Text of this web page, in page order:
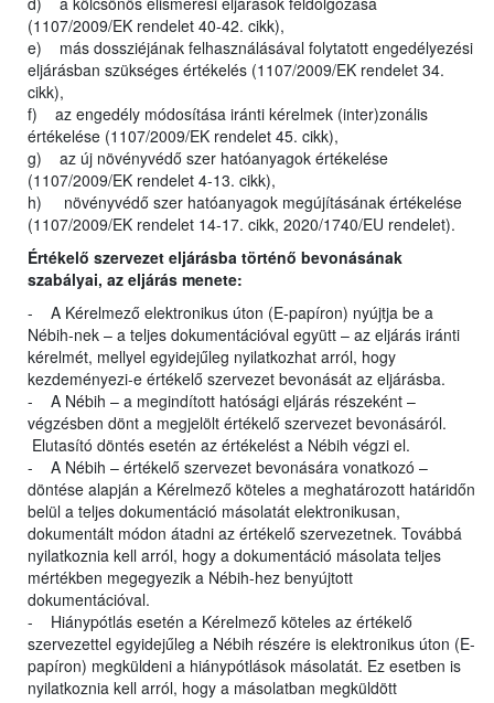
(1107/2009/EK rendelet 40-42. cikk),
e) más dossziéjának felhasználásával folytatott engedélyezési
eljárásban szükséges értékelés (1107/2009/EK rendelet 34.
cikk),
f) az engedély módosítása iránti kérelmek (inter)zonális
értékelése (1107/2009/EK rendelet 45. cikk),
g) az új növényvédő szer hatóanyagok értékelése
(1107/2009/EK rendelet 4-13. cikk),
h) növényvédő szer hatóanyagok megújításának értékelése
(1107/2009/EK rendelet 14-17. cikk, 2020/1740/EU rendelet).
Értékelő szervezet eljárásba történő bevonásának
szabályai, az eljárás menete:
- A Kérelmező elektronikus úton (E-papíron) nyújtja be a
Nébih-nek – a teljes dokumentációval együtt – az eljárás iránti
kérelmét, mellyel egyidejűleg nyilatkozhat arról, hogy
kezdeményezi-e értékelő szervezet bevonását az eljárásba.
- A Nébih – a megindított hatósági eljárás részeként –
végzésben dönt a megjelölt értékelő szervezet bevonásáról.
Elutasító döntés esetén az értékelést a Nébih végzi el.
- A Nébih – értékelő szervezet bevonására vonatkozó –
döntése alapján a Kérelmező köteles a meghatározott határidőn
belül a teljes dokumentáció másolatát elektronikusan,
dokumentált módon átadni az értékelő szervezetnek. Továbbá
nyilatkoznia kell arról, hogy a dokumentáció másolata teljes
mértékben megegyezik a Nébih-hez benyújtott
dokumentációval.
- Hiánypótlás esetén a Kérelmező köteles az értékelő
szervezettel egyidejűleg a Nébih részére is elektronikus úton (E-
papíron) megküldeni a hiánypótlások másolatát. Ez esetben is
nyilatkoznia kell arról, hogy a másolatban megküldött